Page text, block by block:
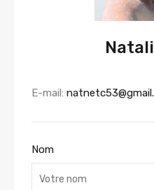
E-mail:
Nom